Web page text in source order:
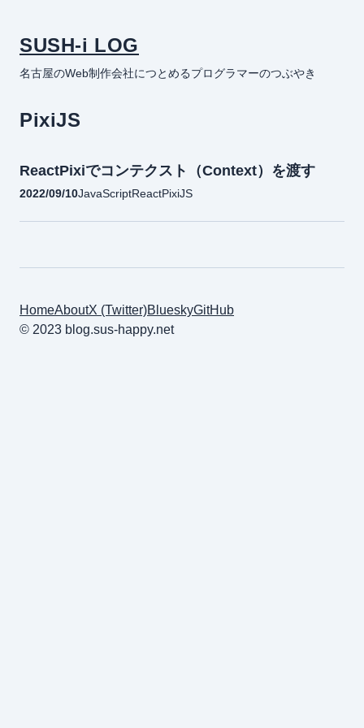
SUSH-i LOG
名古屋のWeb制作会社につとめるプログラマーのつぶやき
PixiJS
ReactPixiでコンテクスト（Context）を渡す
2022/09/10JavaScriptReactPixiJS
HomeAboutX (Twitter)BlueskyGitHub
© 2023 blog.sus-happy.net